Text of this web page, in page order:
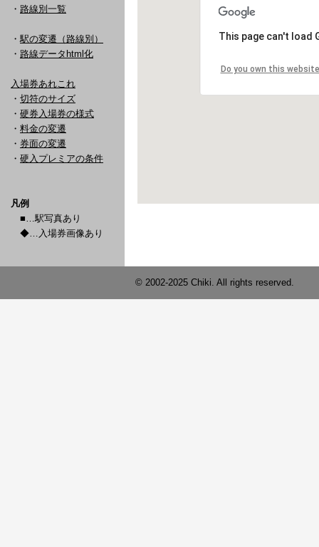
・ 路線別一覧
・ 駅の変遷（路線別）
・ 路線データhtml化
入場券あれこれ
・ 切符のサイズ
・ 硬券入場券の様式
・ 料金の変遷
・ 券面の変遷
・ 硬入プレミアの条件
凡例
■…駅写真あり
◆…入場券画像あり
© 2002-2025 Chiki. All rights reserved.